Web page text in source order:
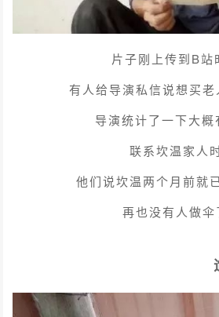
片子刚上传到B站
有人给导演私信说想买老
导演统计了一下大概
联系坎温家人
他们说坎温两个月前就
再也没有人做伞